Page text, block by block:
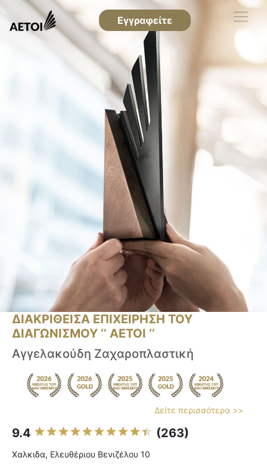
Εγγραφείτε
ΔΙΑΚΡΙΘΕΙΣΑ ΕΠΙΧΕΙΡΗΣΗ ΤΟΥ
ΔΙΑΓΩΝΙΣΜΟΥ ‘’ ΑΕΤΟΙ ‘’
Αγγελακούδη Ζαχαροπλαστική
Δείτε περισσότερα >>
9.4 (263)
Χαλκιδα, Ελευθέριου Βενιζέλου 10